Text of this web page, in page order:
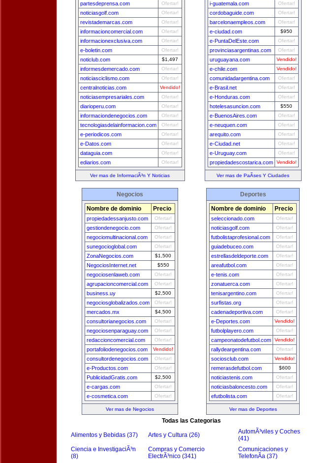
partesdeprensa.com Ofertar!
noticiasgolf.com Ofertar!
revistademarcas.com Ofertar!
informacioncomercial.com Ofertar!
informacionexclusiva.com Ofertar!
e-boletin.com Ofertar!
noticlub.com $1,497
informesdemercado.com Ofertar!
noticiasciclismo.com Ofertar!
centralnoticias.com Vendido!
noticiasempresariales.com Ofertar!
diarioperu.com Ofertar!
informaciondenegocios.com Ofertar!
tecnologiasdelainformacion.com Ofertar!
e-periodicos.com Ofertar!
e-Datos.com Ofertar!
dataguia.com Ofertar!
ediarios.com Ofertar!
Ver mas de InformaciÃ³n Y Noticias
i-guatemala.com Ofertar!
cordobaguide.com Ofertar!
barcelonaempleos.com Ofertar!
e-ciudad.com $950
e-PuntaDelEste.com Ofertar!
provinciasargentinas.com Ofertar!
uruguayana.com Vendido!
e-chile.com Vendido!
comunidadargentina.com Ofertar!
e-Brasil.net Ofertar!
e-Honduras.com Ofertar!
hotelesasuncion.com $550
e-BuenosAires.com Ofertar!
e-neuquen.com Ofertar!
arequito.com Ofertar!
e-Ciudad.net Ofertar!
e-Uruguay.com Ofertar!
propiedadescostarica.com Vendido!
Ver mas de PaÃ­ses Y Ciudades
Negocios
Nombre de dominio Precio
propiedadessanjusto.com Ofertar!
gestiondenegocio.com Ofertar!
negociomultinacional.com Ofertar!
sunegocioglobal.com Ofertar!
ZonaNegocios.com $1,500
NegociosInternet.net $550
negociosenlaweb.com Ofertar!
agrupacioncomercial.com Ofertar!
business.uy $2,500
negociosglobalizados.com Ofertar!
mercados.mx $4,500
consultorianegocios.com Ofertar!
negociosenparaguay.com Ofertar!
redaccioncomercial.com Ofertar!
portafoliodenegocios.com Vendido!
consultordenegocios.com Ofertar!
e-Productos.com Ofertar!
PublicidadGratis.com $2,500
e-cargas.com Ofertar!
e-cosmetica.com Ofertar!
Ver mas de Negocios
Deportes
Nombre de dominio Precio
seleccionado.com Ofertar!
noticiasgolf.com Ofertar!
futbolistaprofesional.com Ofertar!
guiadebuceo.com Ofertar!
estrellasdeldeporte.com Ofertar!
areafutbol.com Ofertar!
e-tenis.com Ofertar!
zonatuerca.com Ofertar!
tenisargentino.com Ofertar!
surfistas.org Ofertar!
cadenadeportiva.com Ofertar!
e-Deportes.com Vendido!
futbolplayero.com Ofertar!
campeonatodefutbol.com Vendido!
rallydeargentina.com Ofertar!
sociosclub.com Vendido!
remerasdefutbol.com $600
noticiastenis.com Ofertar!
noticiasbaloncesto.com Ofertar!
efutbolista.com Ofertar!
Ver mas de Deportes
Todas las Categorias
Alimentos y Bebidas (37) Artes y Cultura (26)
AutomÃ³viles y Coches
(41)
Ciencia e InvestigaciÃ³n
(8)
Compras y Comercio
ElectrÃ³nico (341)
Comunicaciones y
TelefonÃ­a (37)